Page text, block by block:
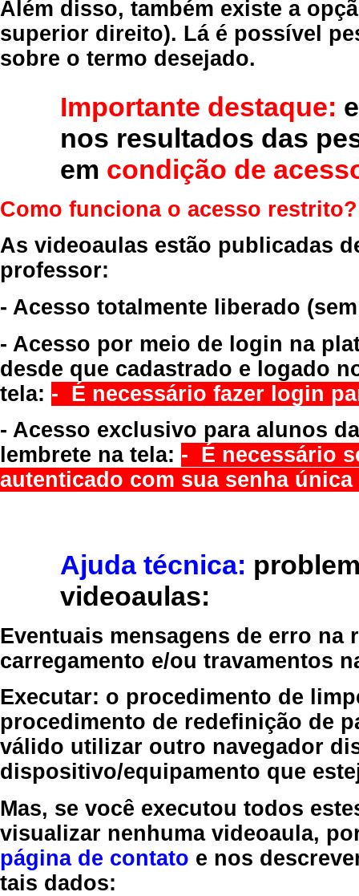
Além disso, também existe a
superior direito). Lá é possível
sobre o termo desejado.
Importante destaque:
nos resultados das
em condição de
Como funciona o acesso restrito?
As videoaulas estão publicadas
professor:
- Acesso totalmente liberado
- Acesso por meio de login na
desde que cadastrado e logado
tela: - É necessário fazer login
- Acesso exclusivo para alunos
lembrete na tela: - É necessário
autenticado com sua senha
Ajuda técnica:
videoaulas:
Eventuais mensagens de erro
carregamento e/ou travamentos
Executar: o procedimento de
procedimento de redefinição de
válido utilizar outro navegador
dispositivo/equipamento que
Mas, se você executou todos
visualizar nenhuma videoaula,
página de contato e nos
tais dados: